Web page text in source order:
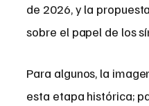
de 2026, y la
sobre el papel de los
Para algunos, la
esta etapa histórica;